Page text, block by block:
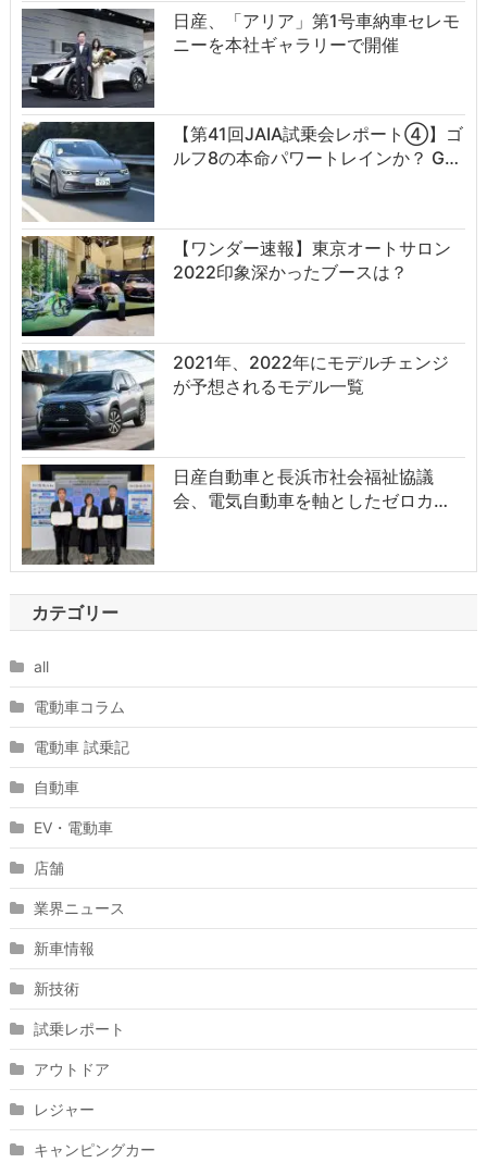
日産、「アリア」第1号車納車セレモ
ニーを本社ギャラリーで開催
【第41回JAIA試乗会レポート④】ゴ
ルフ8の本命パワートレインか？ G…
【ワンダー速報】東京オートサロン
2022印象深かったブースは？
2021年、2022年にモデルチェンジ
が予想されるモデル一覧
日産自動車と長浜市社会福祉協議
会、電気自動車を軸としたゼロカ…
カテゴリー
all
電動車コラム
電動車 試乗記
自動車
EV・電動車
店舗
業界ニュース
新車情報
新技術
試乗レポート
アウトドア
レジャー
キャンピングカー